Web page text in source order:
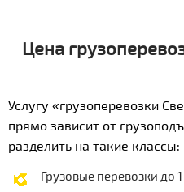
Цена
Услугу «грузоперевозки
прямо зависит от
разделить на такие классы:
Грузовые перевозки до